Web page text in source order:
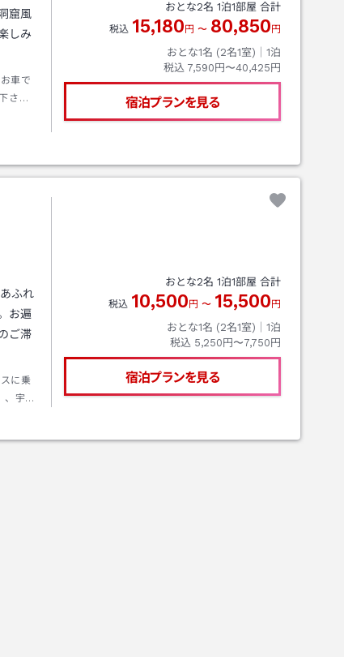
窟風
しみ
車で
さ
おとな2名 1泊1部屋 合計
税込 15,180 円 〜 80,850 円
おとな1名 (2名1室)｜ 1泊
税込 7,590円〜40,425円
宿泊プランを見る
ふれ
お遍
ご滞
に乗
、宇佐
おとな2名 1泊1部屋 合計
税込 10,500 円 〜 15,500 円
おとな1名 (2名1室)｜ 1泊
税込 5,250円〜7,750円
宿泊プランを見る